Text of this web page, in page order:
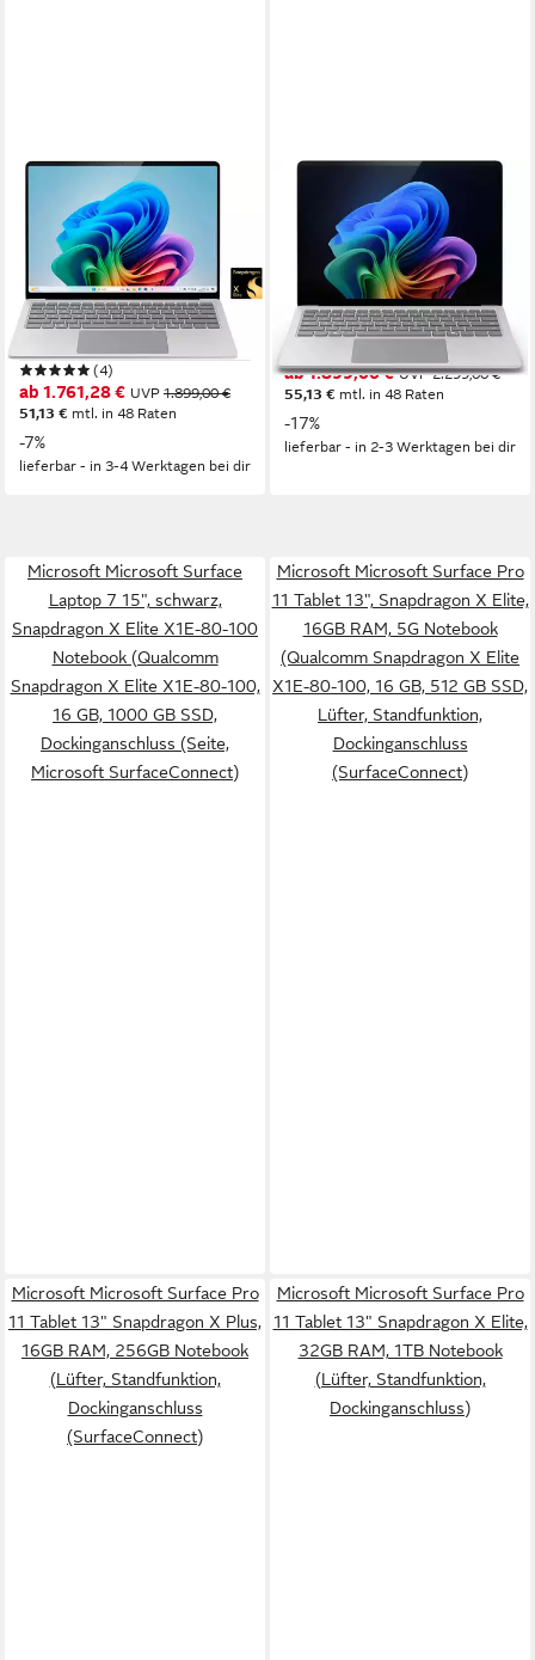
Surface Laptop, Copilot+ PC,
13" Touch-Display, 16 GB
RAM, 7. Edition Notebook
13,8 Zoll Bildschirmdiagonale
Snapdragon X Elite Prozessor
Grafikkarte
(4)
ab 1.761,28 € UVP 1.899,00 €
51,13 € mtl. in 48 Raten
-7%
lieferbar - in 3-4 Werktagen bei dir
Microsoft Surface Laptop 7
15", Core Ultra 5 236V, 16GB
RAM, 256GB SSD Notebook
15 Zoll Bildschirmdiagonale
Intel Arc Graphics 130V Grafikkarte
16 GB Arbeitsspeicher
ab 1.899,00 € UVP2.299,00 €
55,13 € mtl. in 48 Raten
-17%
lieferbar - in 2-3 Werktagen bei dir
Microsoft Microsoft Surface
Laptop 7 15", schwarz,
Snapdragon X Elite X1E-80-100
Notebook (Qualcomm
Snapdragon X Elite X1E-80-100,
16 GB, 1000 GB SSD,
Dockinganschluss (Seite,
Microsoft SurfaceConnect)
Microsoft Microsoft Surface Pro
11 Tablet 13", Snapdragon X Elite,
16GB RAM, 5G Notebook
(Qualcomm Snapdragon X Elite
X1E-80-100, 16 GB, 512 GB SSD,
Lüfter, Standfunktion,
Dockinganschluss
(SurfaceConnect)
Microsoft Microsoft Surface Pro
11 Tablet 13" Snapdragon X Plus,
16GB RAM, 256GB Notebook
(Lüfter, Standfunktion,
Dockinganschluss
(SurfaceConnect)
Microsoft Microsoft Surface Pro
11 Tablet 13" Snapdragon X Elite,
32GB RAM, 1TB Notebook
(Lüfter, Standfunktion,
Dockinganschluss)